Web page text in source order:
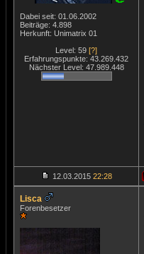
Dabei seit: 01.06.2002
Beiträge: 4.898
Herkunft: Unimatrix 01
Level: 59 [?]
Erfahrungspunkte: 43.269.432
Nächster Level: 47.989.448
12.03.2015 22:28
Lisca
Forenbesetzer